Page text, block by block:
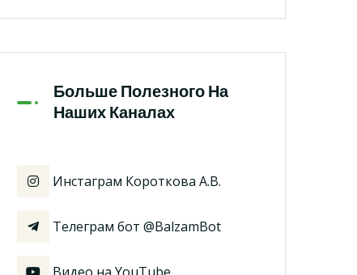
Больше Полезного На
Наших Каналах
Инстаграм Короткова А.В.
Телеграм бот @BalzamBot